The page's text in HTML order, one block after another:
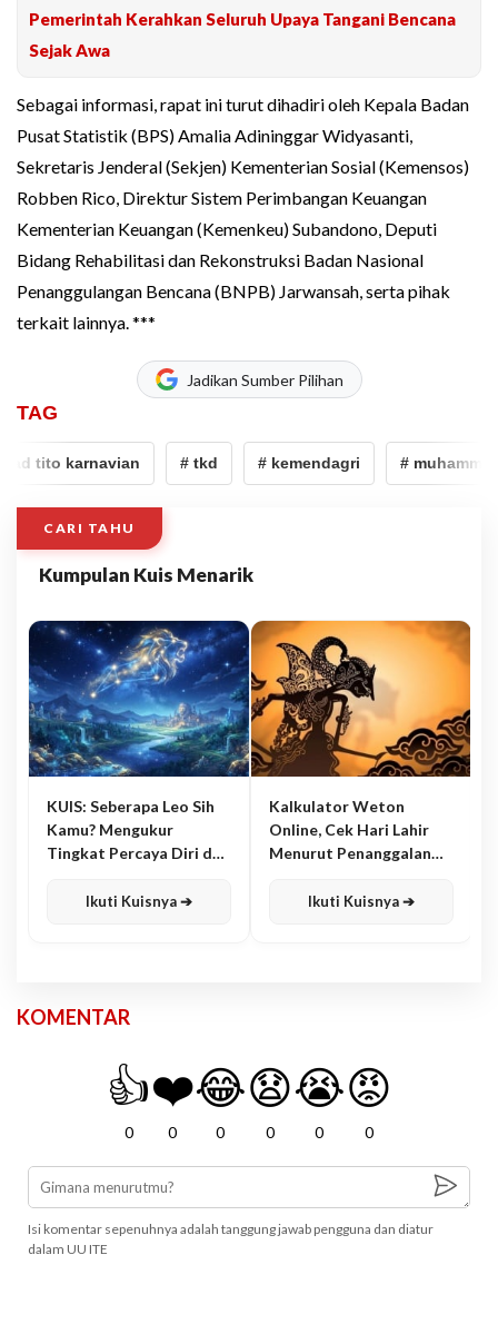
Pemerintah Kerahkan Seluruh Upaya Tangani Bencana
Sejak Awa
Sebagai informasi, rapat ini turut dihadiri oleh Kepala Badan
Pusat Statistik (BPS) Amalia Adininggar Widyasanti,
Sekretaris Jenderal (Sekjen) Kementerian Sosial (Kemensos)
Robben Rico, Direktur Sistem Perimbangan Keuangan
Kementerian Keuangan (Kemenkeu) Subandono, Deputi
Bidang Rehabilitasi dan Rekonstruksi Badan Nasional
Penanggulangan Bencana (BNPB) Jarwansah, serta pihak
terkait lainnya. ***
Jadikan Sumber Pilihan
TAG
tito karnavian # tkd # kemendagri #
CARI TAHU
Kumpulan Kuis Menarik
KUIS: Seberapa Leo Sih
Kamu? Mengukur
Tingkat Percaya Diri dan
Ikuti Kuisnya ➔
Kalkulator Weton
Online, Cek Hari Lahir
Menurut Penanggalan
Ikuti Kuisnya ➔
KOMENTAR
👍
0
❤️
0
😂
0
😧
0
😭
0
😡
0
Isi komentar sepenuhnya adalah tanggung jawab pengguna dan diatur
dalam UU ITE